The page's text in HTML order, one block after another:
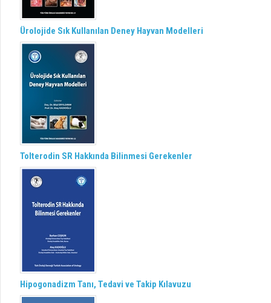
Ürolojide Sık Kullanılan Deney Hayvan Modelleri
Tolterodin SR Hakkında Bilinmesi Gerekenler
Hipogonadizm Tanı, Tedavi ve Takip Kılavuzu